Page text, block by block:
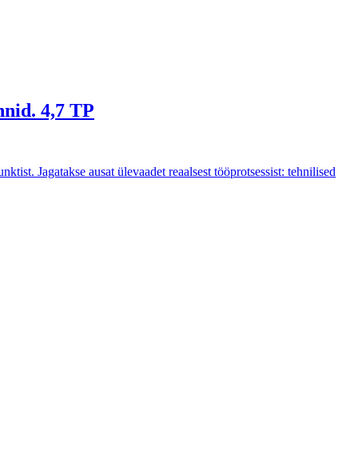
4,7 TP
Jagatakse ausat ülevaadet reaalsest tööprotsessist: tehnilised